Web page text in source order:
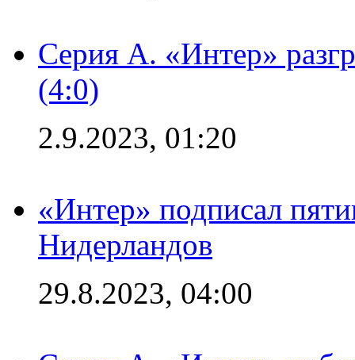
Серия А. «Интер»
(4:0)
2.9.2023, 01:20
«Интер» подписал
Нидерландов
29.8.2023, 04:00